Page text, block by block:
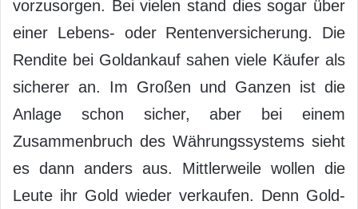
vorzusorgen. Bei vielen stand dies sogar über
einer Lebens- oder Rentenversicherung. Die
Rendite bei Goldankauf sahen viele Käufer als
sicherer an. Im Großen und Ganzen ist die
Anlage schon sicher, aber bei einem
Zusammenbruch des Währungssystems sieht
es dann anders aus. Mittlerweile wollen die
Leute ihr Gold wieder verkaufen. Denn Gold-